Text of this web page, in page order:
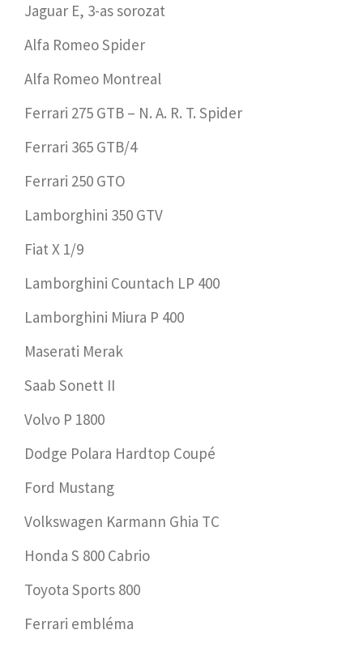
Jaguar E, 3-as sorozat
Alfa Romeo Spider
Alfa Romeo Montreal
Ferrari 275 GTB – N. A. R. T. Spider
Ferrari 365 GTB/4
Ferrari 250 GTO
Lamborghini 350 GTV
Fiat X 1/9
Lamborghini Countach LP 400
Lamborghini Miura P 400
Maserati Merak
Saab Sonett II
Volvo P 1800
Dodge Polara Hardtop Coupé
Ford Mustang
Volkswagen Karmann Ghia TC
Honda S 800 Cabrio
Toyota Sports 800
Ferrari embléma